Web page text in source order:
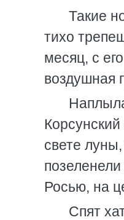
Такие
тихо
месяц, с
воздушная
свете
Росью, на
Спят